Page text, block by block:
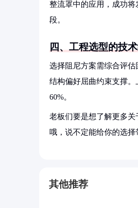
整流罩中的应用，成功
段。
四、工程选型的技
选择阻尼方案需综合评
结构偏好屈曲约束支撑
60%。
老板们要是想了解更多
哦，说不定能给你的选择
其他推荐